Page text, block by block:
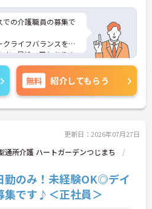
の介護職員の募集で
ライフバランスを整
。昇給・賞与ありの
り評価されます。
ントをお伝えします
さい。
無料 紹介してもらう
更新日：2026年07月27日
通所介護 ハートガーデンつじまち
勤のみ！未経験OK◎デイ
集です♪＜正社員＞